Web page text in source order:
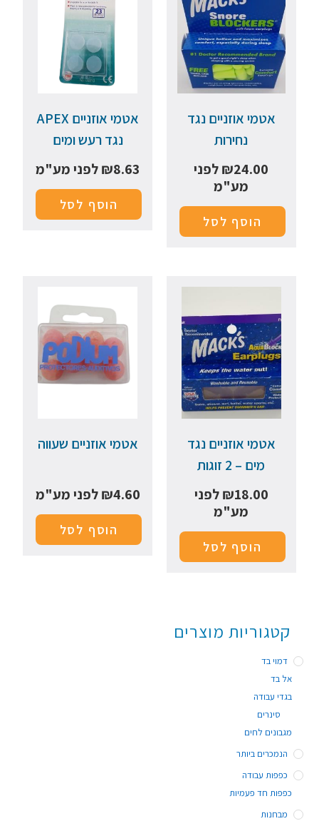
אטמי אוזניים נגד
נחירות
₪24.00
לפני
מע"מ
הוסף לסל
אטמי אוזניים APEX
נגד רעש ומים
₪8.63 לפני מע"מ
הוסף לסל
אטמי אוזניים נגד
מים – 2 זוגות
₪18.00
לפני
מע"מ
הוסף לסל
אטמי אוזניים שעווה
₪4.60 לפני מע"מ
הוסף לסל
קטגוריות מוצרים
דמוי בד
אל בד
בגדי עבודה
סינרים
מגבונים לחים
הנמכרים ביותר
כפפות עבודה
כפפות חד פעמיות
מבחנות